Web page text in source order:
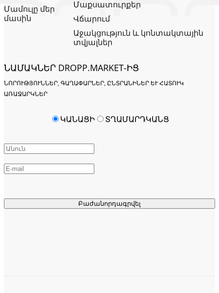
Մամուլը մեր
մասին
Մաքսատուրքեր
Վճարում
Աջակցություն և կոնտակտային
տվյալներ
ՆԱՄԱԿՆԵՐ DROPP.MARKET-ԻՑ
ՆՈՐՈՒԹՅՈՒՆՆԵՐ, ԳԱՂԱՓԱՐՆԵՐ, ԸՆՏՐԱՆԻՆԵՐ ԵՒ ՀԱՏՈՒԿ Ա
ՌԱՋԱՐԿՆԵՐ
Բաժանորդագրվել
ԿԱՆԱՑԻ ՏՂԱՄԱՐԴԿԱՆՑ